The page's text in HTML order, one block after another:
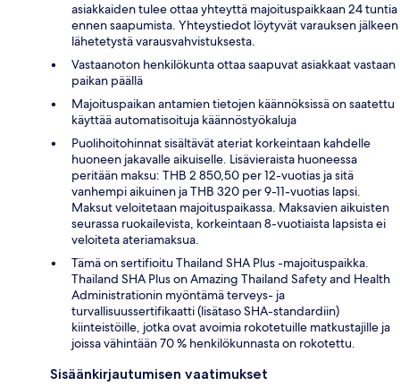
asiakkaiden tulee ottaa yhteyttä majoituspaikkaan 24 tuntia
ennen saapumista. Yhteystiedot löytyvät varauksen jälkeen
lähetetystä varausvahvistuksesta.
Vastaanoton henkilökunta ottaa saapuvat asiakkaat vastaan
paikan päällä
Majoituspaikan antamien tietojen käännöksissä on saatettu
käyttää automatisoituja käännöstyökaluja
Puolihoitohinnat sisältävät ateriat korkeintaan kahdelle
huoneen jakavalle aikuiselle. Lisävieraista huoneessa
peritään maksu: THB 2 850,50 per 12-vuotias ja sitä
vanhempi aikuinen ja THB 320 per 9-11-vuotias lapsi.
Maksut veloitetaan majoituspaikassa. Maksavien aikuisten
seurassa ruokailevista, korkeintaan 8-vuotiaista lapsista ei
veloiteta ateriamaksua.
Tämä on sertifioitu Thailand SHA Plus -majoituspaikka.
Thailand SHA Plus on Amazing Thailand Safety and Health
Administrationin myöntämä terveys- ja
turvallisuussertifikaatti (lisätaso SHA-standardiin)
kiinteistöille, jotka ovat avoimia rokotetuille matkustajille ja
joissa vähintään 70 % henkilökunnasta on rokotettu.
Sisäänkirjautumisen vaatimukset